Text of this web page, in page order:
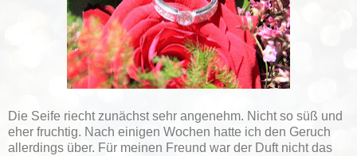
Die Seife riecht zunächst sehr angenehm. Nicht so süß und
eher fruchtig. Nach einigen Wochen hatte ich den Geruch
allerdings über. Für meinen Freund war der Duft nicht das